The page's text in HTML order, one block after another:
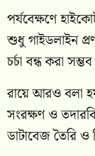
পর্যবেক্ষণে
শুধু গাইডলাইন
চর্চা বন্ধ করা
রায়ে আরও বলা
সংরক্ষণ ও
ডাটাবেজ তৈরি ও